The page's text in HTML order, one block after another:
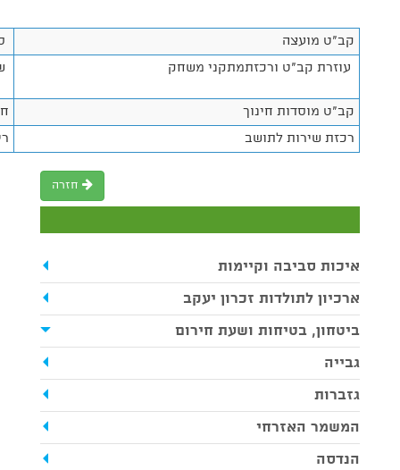
קב"ט מועצה
עוזרת קב"ט ורכזתמתקני משחק
קב"ט מוסדות חינוך
רכזת שירות לתושב
חזרה
איכות סביבה וקיימות
ארכיון לתולדות זכרון יעקב
ביטחון, בטיחות ושעת חירום
גבייה
גזברות
המשמר האזרחי
הנדסה